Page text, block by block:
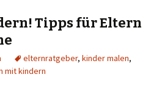
Tipps für Eltern
elternratgeber, kinder malen,
mit kindern